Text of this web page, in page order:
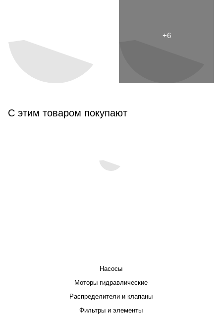
С этим товаром покупают
Насосы
Моторы гидравлические
Распределители и клапаны
Фильтры и элементы